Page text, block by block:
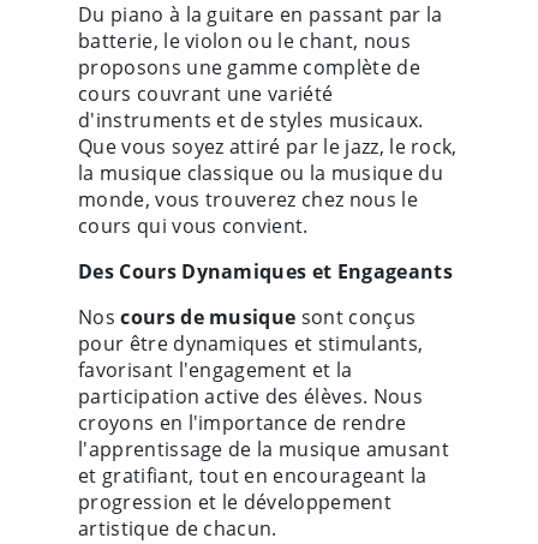
Du piano à la guitare en passant par la
batterie, le violon ou le chant, nous
proposons une gamme complète de
cours couvrant une variété
d'instruments et de styles musicaux.
Que vous soyez attiré par le jazz, le rock,
la musique classique ou la musique du
monde, vous trouverez chez nous le
cours qui vous convient.
Des Cours Dynamiques et Engageants
Noscours de musique sont conçus
pour être dynamiques et stimulants,
favorisant l'engagement et la
participation active des élèves. Nous
croyons en l'importance de rendre
l'apprentissage de la musique amusant
et gratifiant, tout en encourageant la
progression et le développement
artistique de chacun.